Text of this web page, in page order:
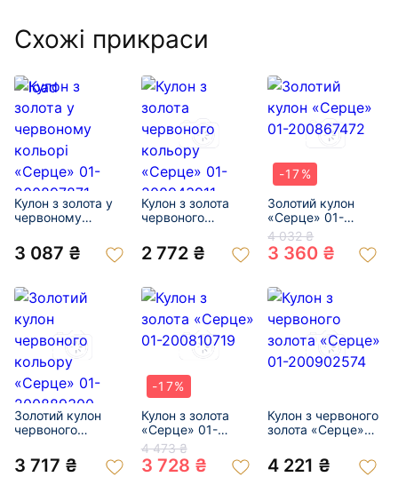
Схожі прикраси
Кулон з золота у
червоному
01-200897871
3 087 ₴
Кулон з золота
червоного
01-200943911
2 772 ₴
-17%
Золотий кулон
«Серце» 01-
200867472
4 032 ₴
3 360 ₴
Золотий кулон
червоного
01-200889300
3 717 ₴
-17%
Кулон з золота
«Серце» 01-
200810719
4 473 ₴
3 728 ₴
Кулон з червоного
золота «Серце»
4 221 ₴